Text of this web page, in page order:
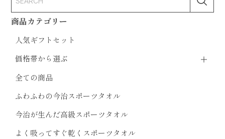
商品カテゴリー
人気ギフトセット
価格帯から選ぶ
全ての商品
ふわふわの今治スポーツタオル
今治が生んだ高級スポーツタオル
よく吸ってすぐ乾くスポーツタオル